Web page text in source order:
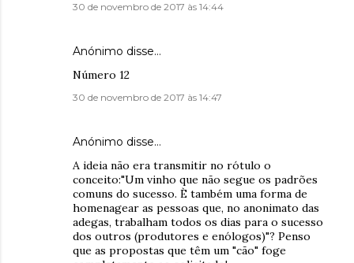
30 de novembro de 2017 às 14:44
Anónimo disse…
Número 12
30 de novembro de 2017 às 14:47
Anónimo disse…
A ideia não era transmitir no rótulo o
conceito:"Um vinho que não segue os padrões
comuns do sucesso. È também uma forma de
homenagear as pessoas que, no anonimato das
adegas, trabalham todos os dias para o sucesso
dos outros (produtores e enólogos)"? Penso
que as propostas que têm um "cão" foge